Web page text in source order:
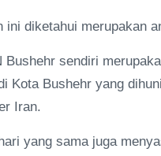
ini diketahui merupakan
Bushehr sendiri
Kota Bushehr yang
Iran.
yang sama juga